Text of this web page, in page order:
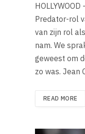
Predator-rol
van zijn rol
nam. We
geweest om
zo was. Jean
READ MORE